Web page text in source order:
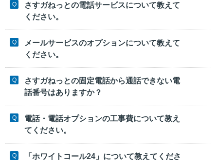
さすガねっとの電話サービスについて教えて
ください。
メールサービスのオプションについて教えて
ください。
さすガねっとの固定電話から通話できない電
話番号はありますか？
電話・電話オプションの工事費について教え
てください。
「ホワイトコール24」について教えてくださ